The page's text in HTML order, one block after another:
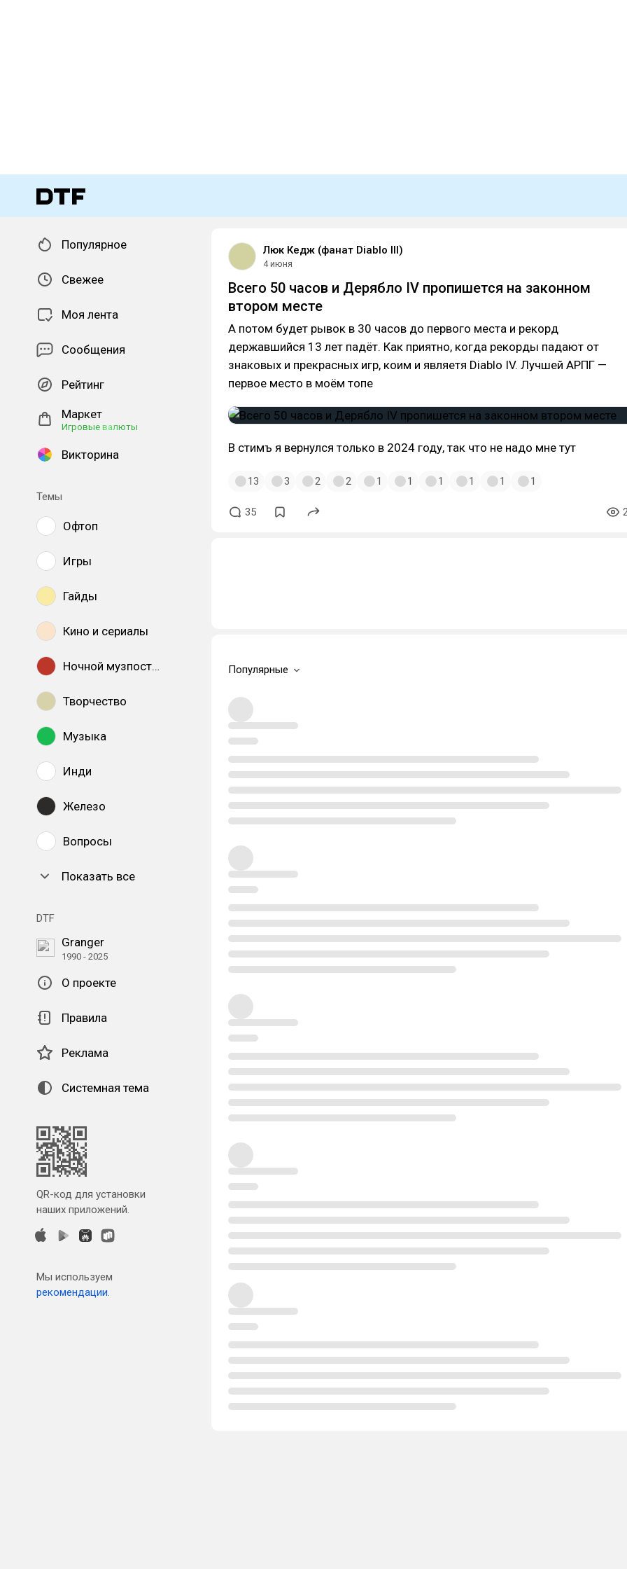
Популярное
Свежее
Моя лента
Сообщения
Рейтинг
Маркет
Игровые валюты
Викторина
Темы
Офтоп
Игры
Гайды
Кино и сериалы
Ночной музпостинг
Творчество
Музыка
Инди
Железо
Вопросы
Показать все
DTF
Granger
1990 - 2025
О проекте
Правила
Реклама
Системная тема
QR-код для установки
наших приложений.
Мы используем
рекомендации.
Люк Кедж (фанат Diablo III)
4 июня
Всего 50 часов и Дерябло IV пропишется на законном
втором месте
А потом будет рывок в 30 часов до первого места и рекорд
державшийся 13 лет падёт. Как приятно, когда рекорды падают от
знаковых и прекрасных игр, коим и являетя Diablo IV. Лучшей АРПГ —
первое место в моём топе
В стимъ я вернулся только в 2024 году, так что не надо мне тут
13 3 2 2 1 1 1 1 1 1
35
Популярные